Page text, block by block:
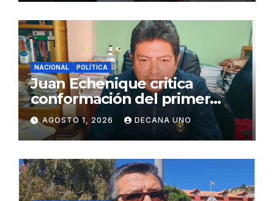
NACIONAL POLÍTICA
Juan Echenique critica
conformación del primer
gabinete ministerial de Keiko
Fujimori
AGOSTO 1, 2026 DECANA UNO